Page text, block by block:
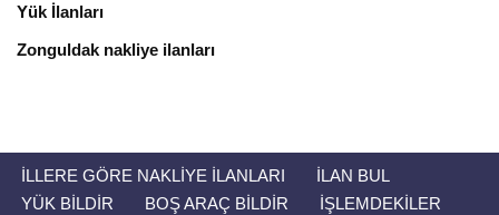
Yük İlanları
Zonguldak nakliye ilanları
İLLERE GÖRE NAKLIYE İLANLARI
İLAN BUL
YÜK BILDIR
BOŞ ARAÇ BILDIR İŞLEMDEKİLER